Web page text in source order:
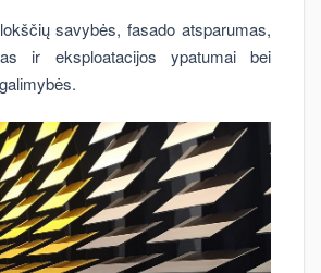
savybės, fasado atsparumas,
ir eksploatacijos ypatumai bei